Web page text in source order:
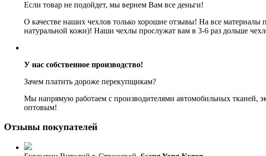
Если товар не подойдет, мы вернем Вам все деньги!
О качестве наших чехлов только хорошие отзывы! На все
натуральной кожи)! Наши чехлы прослужат вам в 3-6 раз дольше
У нас собственное производство!
Зачем платить дороже перекупщикам?
Мы напрямую работаем с производителями автомобильных тканей,
оптовым!
Отзывы покупателей